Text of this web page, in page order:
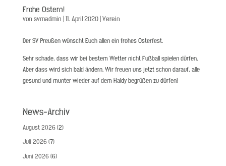
Frohe Ostern!
von svmadmin |11. April 2020|Verein
Der SV Preußen wünscht Euch allen ein frohes Osterfest.
Sehr schade, dass wir bei bestem Wetter nicht Fußball spielen dürfen.
Aber dass wird sich bald ändern. Wir freuen uns jetzt schon darauf, alle
gesund und munter wieder auf dem Haldy begrüßen zu dürfen!
News-Archiv
August 2026(2)
Juli 2026(7)
Juni 2026(6)